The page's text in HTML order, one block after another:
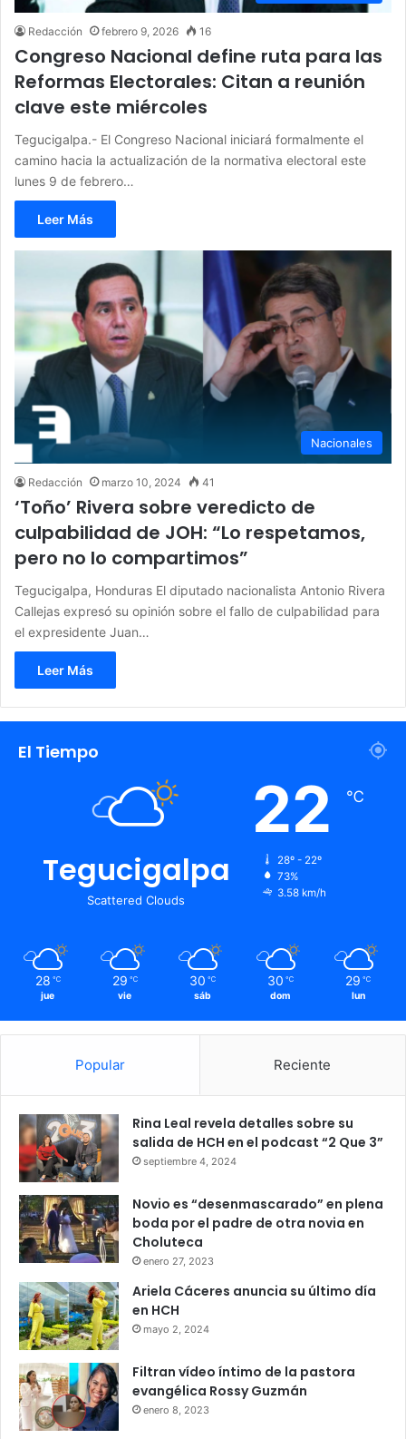
Redacción febrero 9, 2026 16
Congreso Nacional define ruta para las
Reformas Electorales: Citan a reunión
clave este miércoles
Tegucigalpa.- El Congreso Nacional iniciará formalmente el
camino hacia la actualización de la normativa electoral este
lunes 9 de febrero…
Leer Más
Nacionales
Redacción marzo 10, 2024 41
‘Toño’ Rivera sobre veredicto de
culpabilidad de JOH: “Lo respetamos,
pero no lo compartimos”
Tegucigalpa, Honduras El diputado nacionalista Antonio Rivera
Callejas expresó su opinión sobre el fallo de culpabilidad para
el expresidente Juan…
Leer Más
El Tiempo
Tegucigalpa
Scattered Clouds
22 ℃
28º - 22º
73%
3.58 km/h
28 ℃
jue
29 ℃
vie
30 ℃
sáb
30 ℃
dom
29 ℃
lun
Popular Reciente
Rina Leal revela detalles sobre su
salida de HCH en el podcast “2 Que 3”
septiembre 4, 2024
Novio es “desenmascarado” en plena
boda por el padre de otra novia en
Choluteca
enero 27, 2023
Ariela Cáceres anuncia su último día
en HCH
mayo 2, 2024
Filtran vídeo íntimo de la pastora
evangélica Rossy Guzmán
enero 8, 2023